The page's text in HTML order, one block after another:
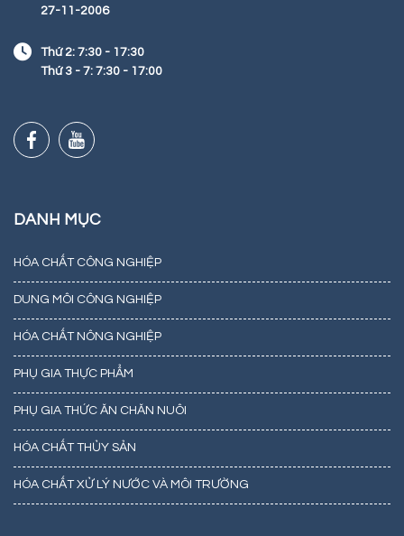
27-11-2006
Thứ 2: 7:30 - 17:30
Thứ 3 - 7: 7:30 - 17:00
DANH MỤC
HÓA CHẤT CÔNG NGHIỆP
DUNG MÔI CÔNG NGHIỆP
HÓA CHẤT NÔNG NGHIỆP
PHỤ GIA THỰC PHẨM
PHỤ GIA THỨC ĂN CHĂN NUÔI
HÓA CHẤT THỦY SẢN
HÓA CHẤT XỬ LÝ NƯỚC VÀ MÔI TRƯỜNG